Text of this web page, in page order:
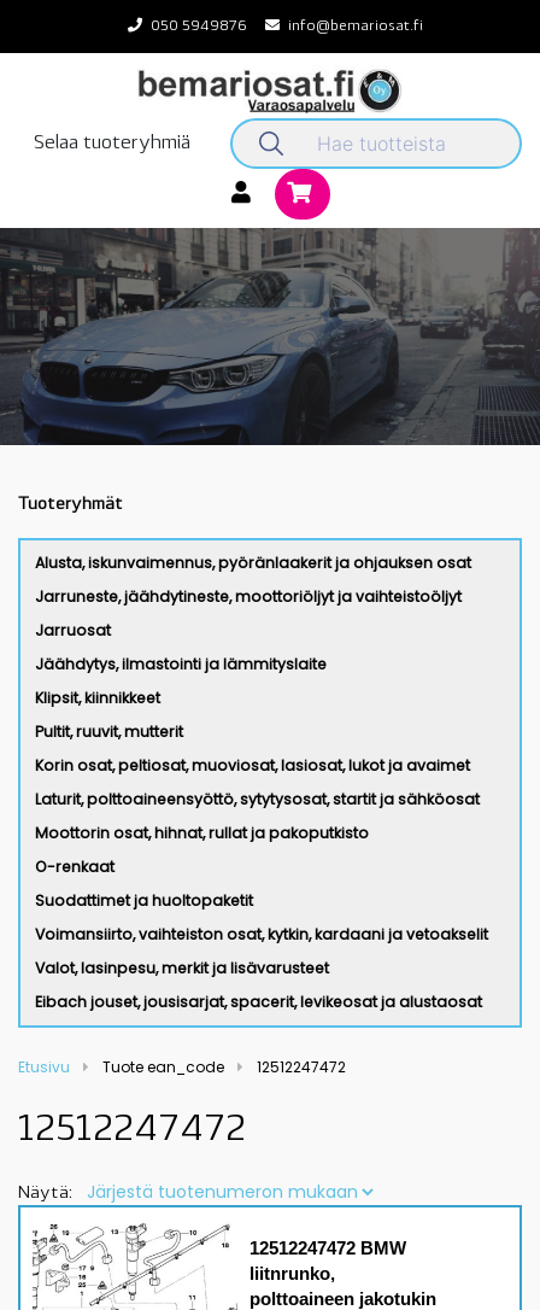
content
050 5949876 info@bemariosat.fi
Selaa tuoteryhmiä
Tuoteryhmät
Alusta, iskunvaimennus, pyöränlaakerit ja ohjauksen osat
Jarruneste, jäähdytineste, moottoriöljyt ja vaihteistoöljyt
Jarruosat
Jäähdytys, ilmastointi ja lämmityslaite
Klipsit, kiinnikkeet
Pultit, ruuvit, mutterit
Korin osat, peltiosat, muoviosat, lasiosat, lukot ja avaimet
Laturit, polttoaineensyöttö, sytytysosat, startit ja sähköosat
Moottorin osat, hihnat, rullat ja pakoputkisto
O-renkaat
Suodattimet ja huoltopaketit
Voimansiirto, vaihteiston osat, kytkin, kardaani ja vetoakselit
Valot, lasinpesu, merkit ja lisävarusteet
Eibach jouset, jousisarjat, spacerit, levikeosat ja alustaosat
Etusivu Tuote ean_code 12512247472
12512247472
Näytä:
12512247472 BMW
liitnrunko,
polttoaineen jakotukin